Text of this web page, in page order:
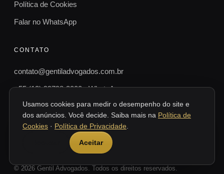
Política de Cookies
Falar no WhatsApp
CONTATO
contato@gentiladvogados.com.br
+55 (13) 99798-3000 · WhatsApp
Alameda Armênio Mendes, 66, Cj. 811
Ed. Praiamar Corporate, Santos, SP
© 2026 Gentil Advogados. Todos os direitos reservados.
Usamos cookies para medir o desempenho do site e
dos anúncios. Você decide. Saiba mais na Política de
Cookies · Política de Privacidade
Aceitar